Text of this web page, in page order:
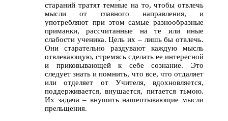
стараний тратят темные на то, чтобы отвлечь
мысли от главного направления, и
употребляют при этом самые разнообразные
приманки, рассчитанные на те или иные
слабости ученика. Цель их – лишь бы отвлечь.
Они старательно раздувают каждую мысль
отвлекающую, стремясь сделать ее интересной
и приковывающей к себе сознание. Это
следует знать и помнить, что все, что отдаляет
или отделяет от Учителя, вдохновляется,
поддерживается, внушается, питается тьмою.
Их задача – внушить нашептывающие мысли
прельщения.